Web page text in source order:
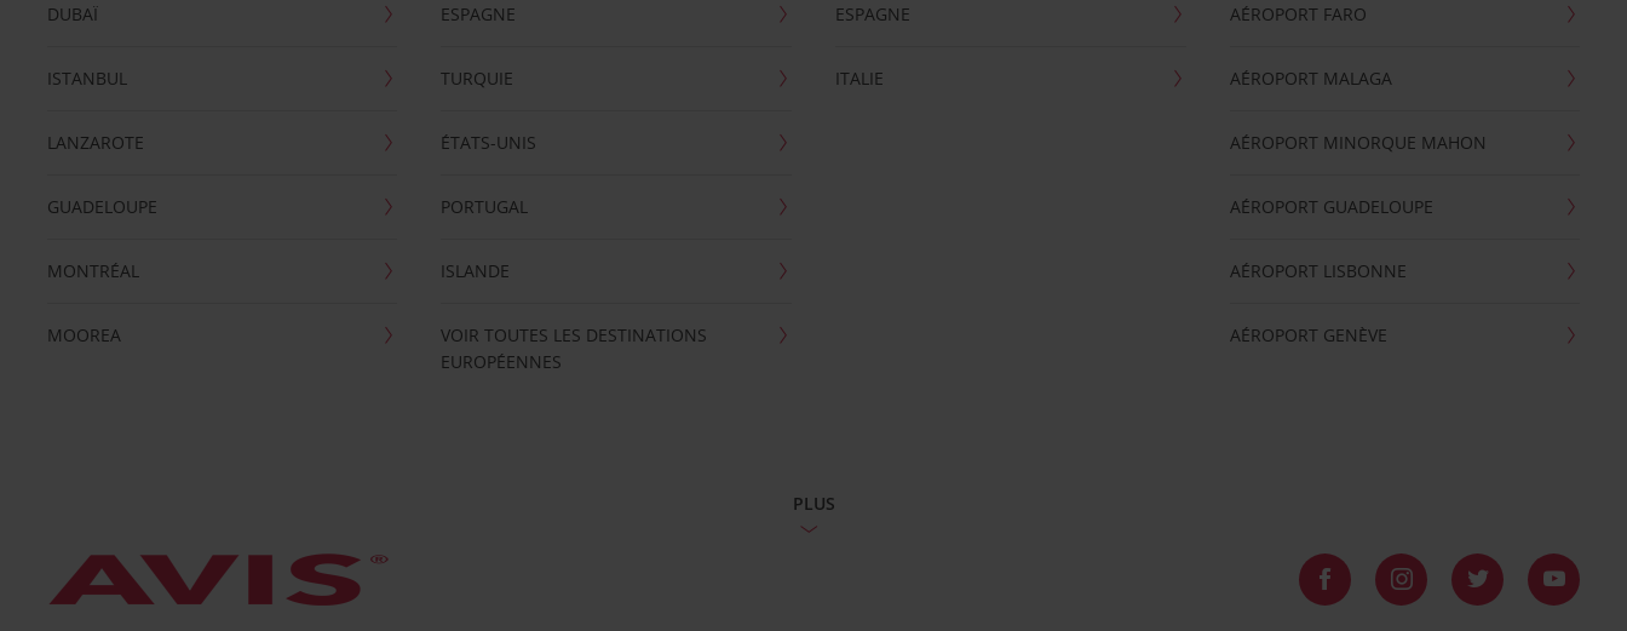
DUBAÏ
ISTANBUL
LANZAROTE
GUADELOUPE
MONTRÉAL
MOOREA
ESPAGNE
TURQUIE
ÉTATS-UNIS
PORTUGAL
ISLANDE
VOIR TOUTES LES DESTINATIONS
EUROPÉENNES
ESPAGNE
ITALIE
AÉROPORT FARO
AÉROPORT MALAGA
AÉROPORT MINORQUE MAHON
AÉROPORT GUADELOUPE
AÉROPORT LISBONNE
AÉROPORT GENÈVE
PLUS